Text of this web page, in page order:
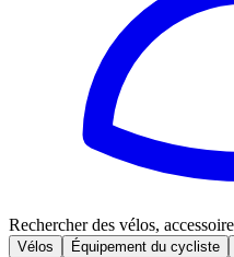
Rechercher des vélos,
Vélos Équipement du cycliste